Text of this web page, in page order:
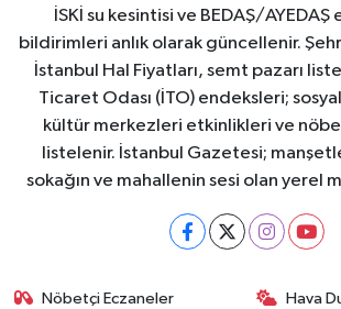
İSKİ su kesintisi ve BEDAŞ/AYEDAŞ
bildirimleri anlık olarak güncellenir.
İstanbul Hal Fiyatları, semt pazarı
Ticaret Odası (İTO) endeksleri;
kültür merkezleri etkinlikleri ve
listelenir. İstanbul Gazetesi;
sokağın ve mahallenin sesi olan yerel
Nöbetçi Eczaneler Hava